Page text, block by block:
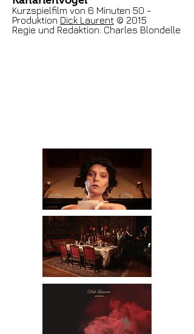
Kurzspielfilm von 6 Minuten 50 -
Produktion Dick Laurent © 2015
Regie und Redaktion: Charles Blondelle